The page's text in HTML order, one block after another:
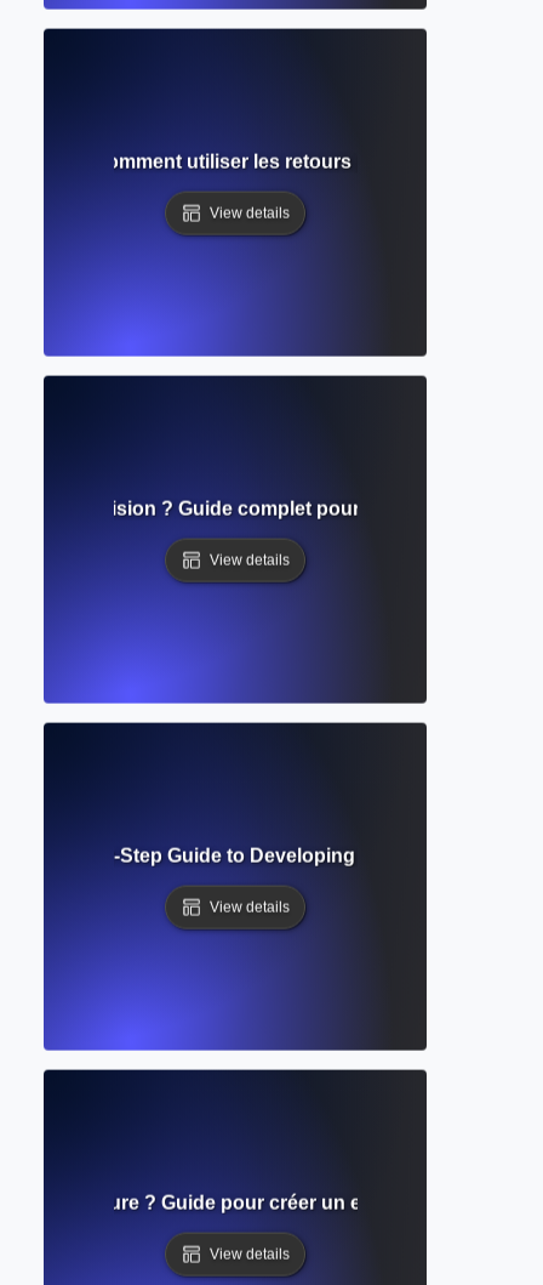
? Comment utiliser les retours pour une
View details
de révision ? Guide complet pour améliorer et affiner
View details
Step-by-Step Guide to Developing and Refining Your
View details
d'écriture ? Guide pour créer un espace de travail
View details